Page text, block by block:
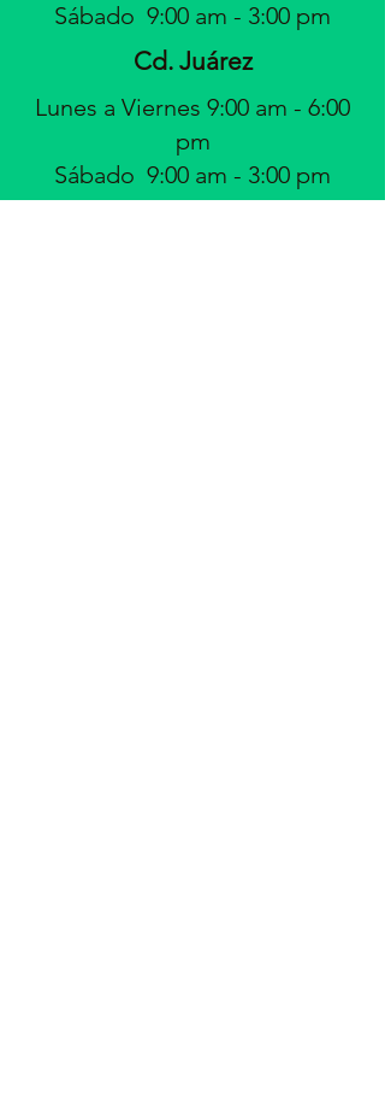
Sábado 9:00 am - 3:00 pm
Cd. Juárez
Lunes a Viernes 9:00 am - 6:00
pm
Sábado 9:00 am - 3:00 pm